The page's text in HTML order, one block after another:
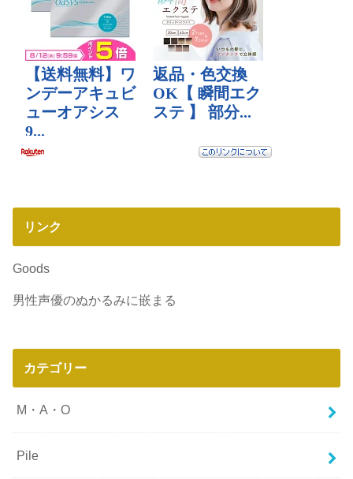
リンク
Goods
男性声優のぬかるみに嵌まる
カテゴリー
M・A・O
Pile